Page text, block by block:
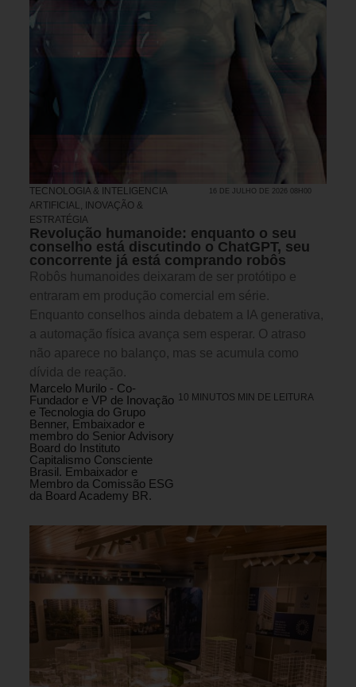
TECNOLOGIA & INTELIGENCIA
ARTIFICIAL,
INOVAÇÃO &
ESTRATÉGIA
16 DE JULHO DE 2026 08H00
Revolução humanoide: enquanto o seu
conselho está discutindo o ChatGPT, seu
concorrente já está comprando robôs
Robôs humanoides deixaram de ser protótipo e
entraram em produção comercial em série.
Enquanto conselhos ainda debatem a IA generativa,
a automação física avança sem esperar. O atraso
não aparece no balanço, mas se acumula como
dívida de reação.
Marcelo Murilo - Co-
Fundador e VP de Inovação
e Tecnologia do Grupo
Benner, Embaixador e
membro do Senior Advisory
Board do Instituto
Capitalismo Consciente
Brasil. Embaixador e
Membro da Comissão ESG
da Board Academy BR.
10 MINUTOS MIN DE LEITURA